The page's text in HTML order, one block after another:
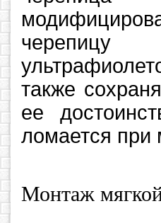
также
ее
ломается при
Монтаж